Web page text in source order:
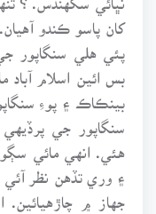
کان پاسو ڪندو آهيان.
پئي هلي سنگاپور
بس ائين اسلام آباد
بينڪاڪ ۽ پوءِ
سنگاپور جي
هئي. انهي مائي
۽ وري تڏهن نظر
جهاز ۾